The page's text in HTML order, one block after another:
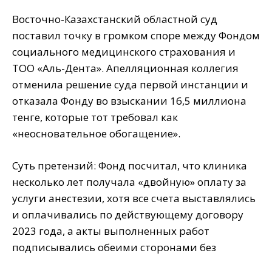
Восточно-Казахстанский областной суд
поставил точку в громком споре между Фондом
социального медицинского страхования и
ТОО «Аль-Дента». Апелляционная коллегия
отменила решение суда первой инстанции и
отказала Фонду во взыскании 16,5 миллиона
тенге, которые тот требовал как
«неосновательное обогащение».
Суть претензий: Фонд посчитал, что клиника
несколько лет получала «двойную» оплату за
услуги анестезии, хотя все счета выставлялись
и оплачивались по действующему договору
2023 года, а акты выполненных работ
подписывались обеими сторонами без